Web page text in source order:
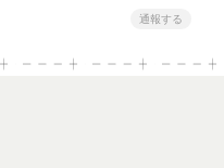
通報する